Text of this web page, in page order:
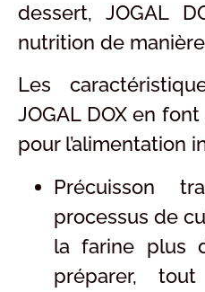
dessert, JOGAL
nutrition de
Les
JOGAL DOX en
pour l’alimentation
Précuisson
processus de
la farine plus
préparer,